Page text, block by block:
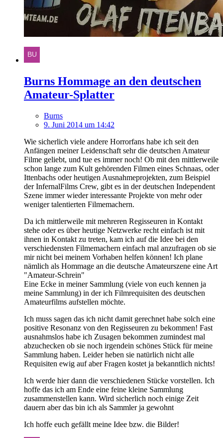
Burns Hommage an den deutschen
Amateur-Splatter
Burns
9. Juni 2014 um 14:42
Wie sicherlich viele andere Horrorfans habe ich seit den
Anfängen meiner Leidenschaft sehr die deutschen Amateur
Filme geliebt, und tue es immer noch! Ob mit den mittlerweile
schon lange zum Kult gehörenden Filmen eines Schnaas, oder
Ittenbachs oder heutigen Ausnahmeprojekten, zum Beispiel
der InfernalFilms Crew, gibt es in der deutschen Independent
Szene immer wieder interessante Projekte von mehr oder
weniger talentierten Filmemachern.
Da ich mittlerweile mit mehreren Regisseuren in Kontakt
stehe oder es über heutige Netzwerke recht einfach ist mit
ihnen in Kontakt zu treten, kam ich auf die Idee bei den
verschiedensten Filmemachern einfach mal anzufragen ob sie
mir nicht bei meinem Vorhaben helfen können! Ich plane
nämlich als Hommage an die deutsche Amateurszene eine Art
"Amateur-Schrein"
Eine Ecke in meiner Sammlung (viele von euch kennen ja
meine Sammlung) in der ich Filmrequisiten des deutschen
Amateurfilms aufstellen möchte.
Ich muss sagen das ich nicht damit gerechnet habe solch eine
positive Resonanz von den Regisseuren zu bekommen! Fast
ausnahmslos habe ich Zusagen bekommen zumindest mal
abzuchecken ob sie noch irgendein schönes Stück für meine
Sammlung haben. Leider heben sie natürlich nicht alle
Requisiten ewig auf aber Fragen kostet ja bekanntlich nichts!
Ich werde hier dann die verschiedenen Stücke vorstellen. Ich
hoffe das ich am Ende eine feine kleine Sammlung
zusammenstellen kann. Wird sicherlich noch einige Zeit
dauern aber das bin ich als Sammler ja gewohnt
Ich hoffe euch gefällt meine Idee bzw. die Bilder!